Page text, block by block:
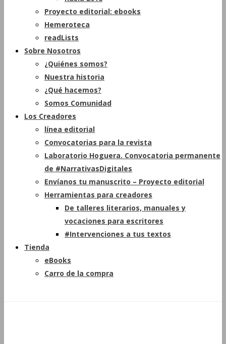
Proyecto editorial: ebooks
Hemeroteca
readLists
Sobre Nosotros
¿Quiénes somos?
Nuestra historia
¿Qué hacemos?
Somos Comunidad
Los Creadores
línea editorial
Convocatorias para la revista
Laboratorio Hoguera. Convocatoria permanente
de #NarrativasDigitales
Envíanos tu manuscrito – Proyecto editorial
Herramientas para creadores
De talleres literarios, manuales y
vocaciones para escritores
#Intervenciones a tus textos
Tienda
eBooks
Carro de la compra